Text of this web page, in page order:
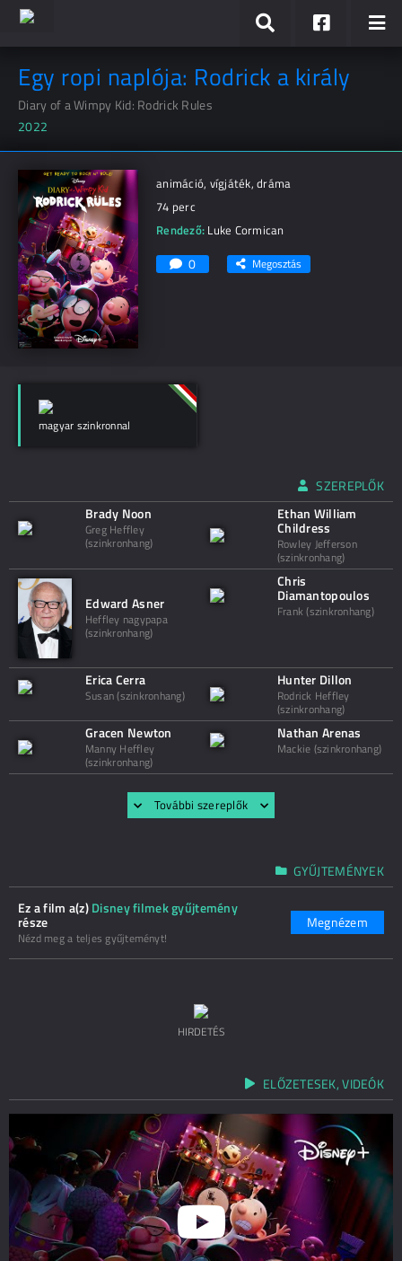
Egy ropi naplója: Rodrick a király
Diary of a Wimpy Kid: Rodrick Rules
2022
animáció, vígjáték, dráma
74 perc
Rendező: Luke Cormican
0 Megosztás
magyar szinkronnal
SZEREPLŐK
Brady Noon
Greg Heffley
(szinkronhang)
Ethan William
Childress
Rowley Jefferson
(szinkronhang)
Edward Asner
Heffley nagypapa
(szinkronhang)
Chris
Diamantopoulos
Frank (szinkronhang)
Erica Cerra
Susan (szinkronhang)
Hunter Dillon
Rodrick Heffley
(szinkronhang)
Gracen Newton
Manny Heffley
(szinkronhang)
Nathan Arenas
Mackie (szinkronhang)
További szereplők
GYŰJTEMÉNYEK
Ez a film a(z)Disney filmek gyűjtemény
része
Nézd meg a teljes gyűjteményt!
Megnézem
HIRDETÉS
ELŐZETESEK, VIDEÓK